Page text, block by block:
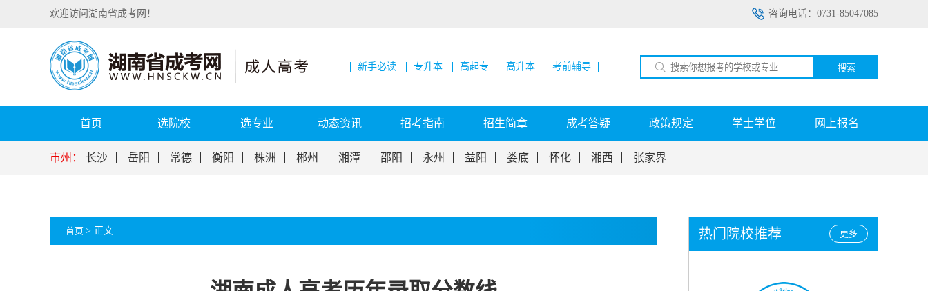
咨询电话：0731-85047085
欢迎访问湖南省成考网！
新手必读 专升本 高起专 高升本 考前辅导 搜索
首页 选院校 选专业 动态资讯 招考指南 招生简章 成考答疑 政策规定 学士学位 网上报名
市州： 长沙 岳阳 常德 衡阳 株洲 郴州 湘潭 邵阳 永州 益阳 娄底 怀化 湘西 张家界
首页 > 正文 更多
热门院校推荐